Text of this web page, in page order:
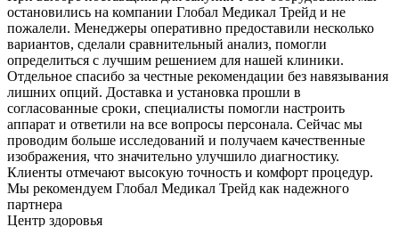
остановились на компании Глобал Медикал Трейд и не
пожалели. Менеджеры оперативно предоставили несколько
вариантов, сделали сравнительный анализ, помогли
определиться с лучшим решением для нашей клиники.
Отдельное спасибо за честные рекомендации без навязывания
лишних опций. Доставка и установка прошли в
согласованные сроки, специалисты помогли настроить
аппарат и ответили на все вопросы персонала. Сейчас мы
проводим больше исследований и получаем качественные
изображения, что значительно улучшило диагностику.
Клиенты отмечают высокую точность и комфорт процедур.
Мы рекомендуем Глобал Медикал Трейд как надежного
партнера
Центр здоровья